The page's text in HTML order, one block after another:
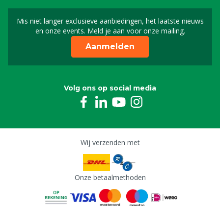
Mis niet langer exclusieve aanbiedingen, het laatste nieuws
en onze events. Meld je aan voor onze mailing.
Schrijf je in voor onze
Aanmelden
Volg ons op social media
Wij verzenden met
Onze betaalmethoden